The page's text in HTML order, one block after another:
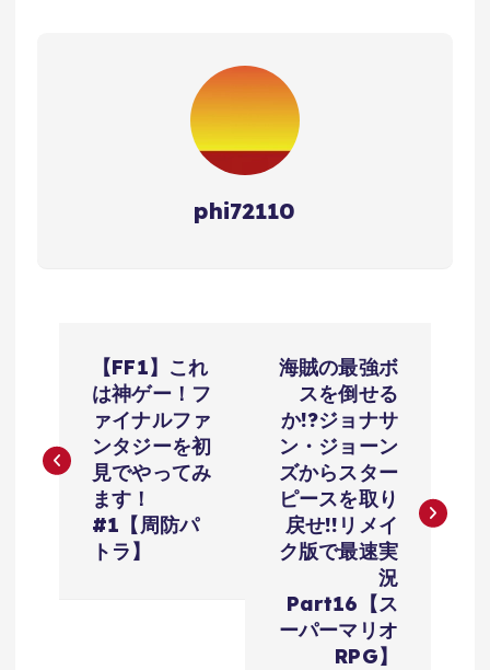
phi72110
ナ
【FF1】これ
は神ゲー！フ
ァイナルファ
ンタジーを初
見でやってみ
ます！
#1【周防パ
トラ】
海賊の最強ボ
スを倒せる
か!?ジョナサ
ン・ジョーン
ズからスター
ピースを取り
戻せ!!リメイ
ク版で最速実
況
Part16【ス
ーパーマリオ
RPG】